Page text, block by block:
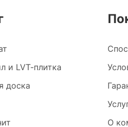
и LVT-плитка
доска
О